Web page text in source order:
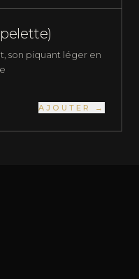
son piquant léger en
AJOUTER →